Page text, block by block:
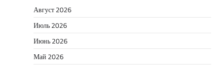
Август 2026
Июль 2026
Июнь 2026
Май 2026